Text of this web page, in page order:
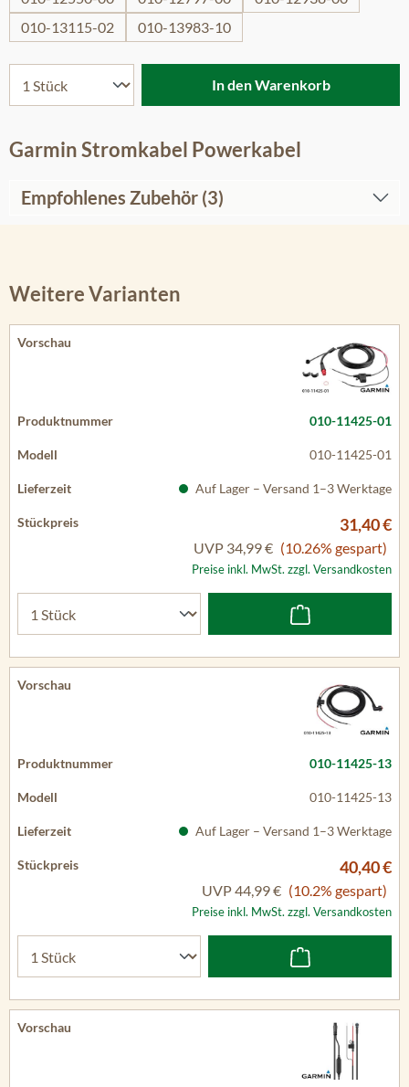
010-13115-02
010-13983-10
In den Warenkorb
Garmin Stromkabel Powerkabel
Empfohlenes Zubehör (3)
Weitere Varianten
010-11425-01
010-11425-01
Auf Lager – Versand 1–3 Werktage
31,40 €
UVP 34,99 € (10.26% gespart)
Preise inkl. MwSt. zzgl. Versandkosten
010-11425-13
010-11425-13
Auf Lager – Versand 1–3 Werktage
40,40 €
UVP44,99 € (10.2% gespart)
Preise inkl. MwSt. zzgl. Versandkosten